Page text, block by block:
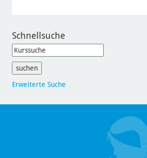
Schnellsuche
Erweiterte Suche